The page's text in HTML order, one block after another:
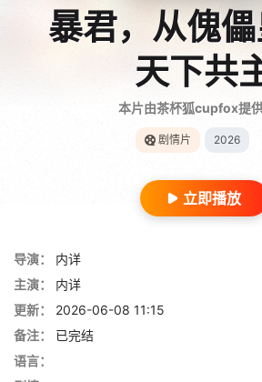
暴君，从傀儡
天下共
本片由茶杯狐cupfox提
剧情片 2026
立即播放
导演：
内详
主演：
内详
更新：
2026-06-08 11:15
备注：
已完结
语言：